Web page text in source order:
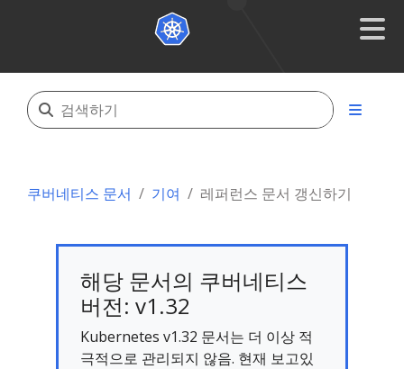
쿠버네티스 문서 기여 레퍼런스 문서 갱신하기
해당 문서의 쿠버네티스
버전: v1.32
Kubernetes v1.32 문서는 더 이상 적
극적으로 관리되지 않음. 현재 보고있